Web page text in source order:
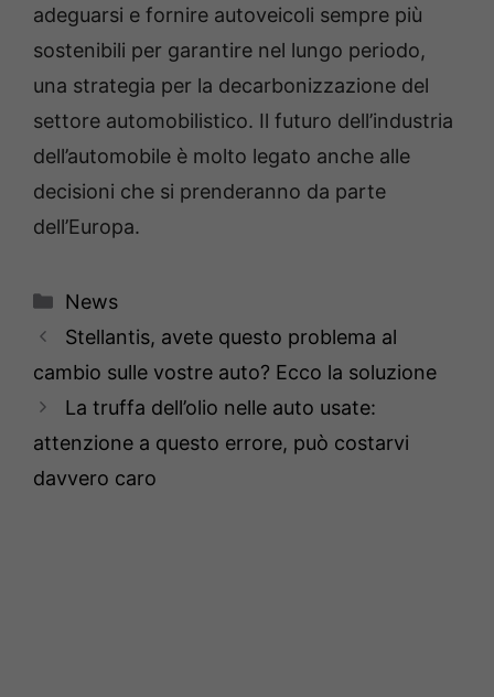
adeguarsi e fornire autoveicoli sempre più
sostenibili per garantire nel lungo periodo,
una strategia per la decarbonizzazione del
settore automobilistico. Il futuro dell’industria
dell’automobile è molto legato anche alle
decisioni che si prenderanno da parte
dell’Europa.
Categorie
News
Stellantis, avete questo problema al
cambio sulle vostre auto? Ecco la soluzione
La truffa dell’olio nelle auto usate:
attenzione a questo errore, può costarvi
davvero caro